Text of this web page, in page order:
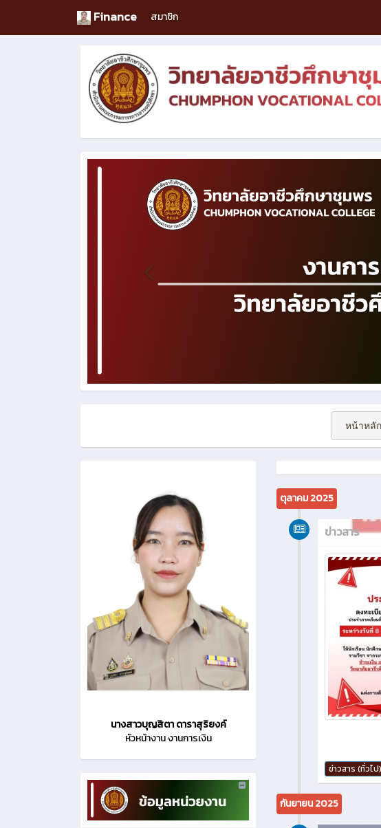
Finance สมาชิก
หน้าหลัก
นางสาวบุญสิตา ดาราสุริยงค์
หัวหน้างาน งานการเงิน
ตุลาคม 2025
ข่าวสาร
ข่าวสาร (ทั่วไป)
กันยายน 2025